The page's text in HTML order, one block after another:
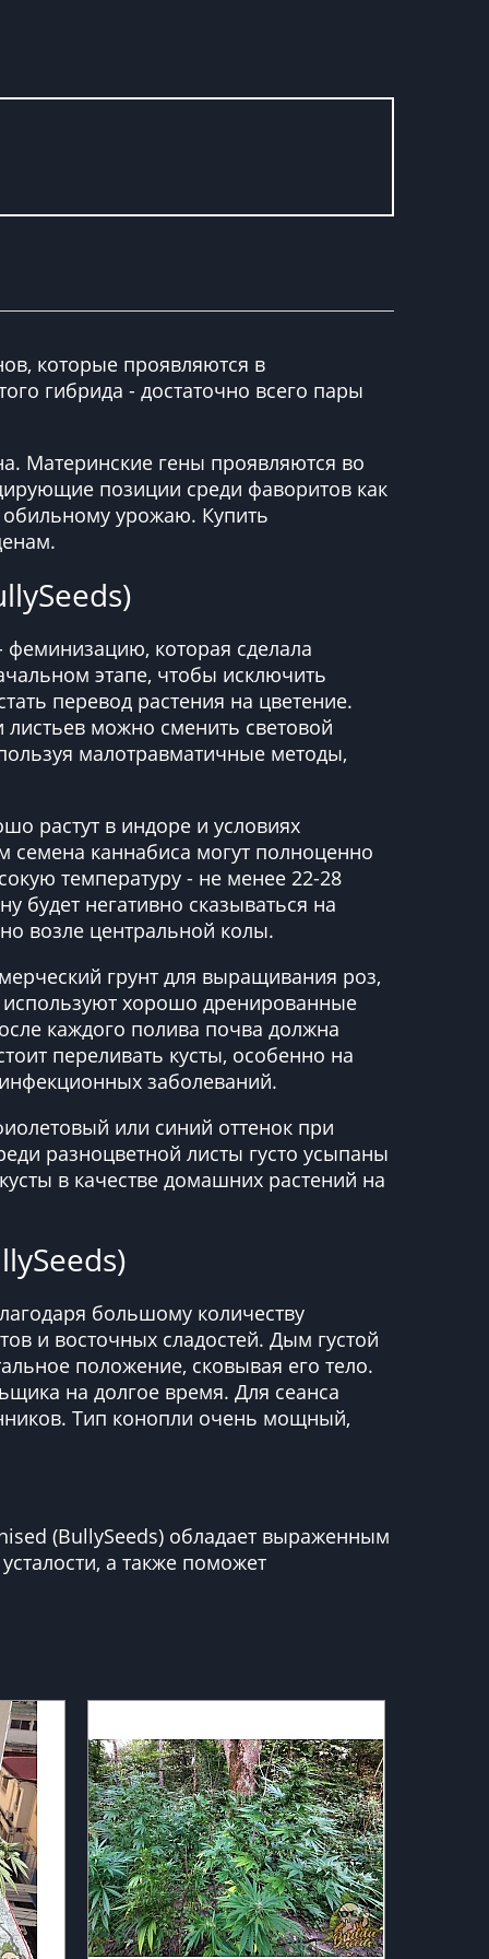
которые проявляются в
гибрида - достаточно всего пары
Материнские гены проявляются во
позиции среди фаворитов как
обильному урожаю. Купить
которая сделала
этапе, чтобы исключить
перевод растения на цветение.
листьев можно сменить световой
малотравматичные методы,
растут в индоре и условиях
семена каннабиса могут полноценно
температуру - не менее 22-28
будет негативно сказываться на
возле центральной колы.
грунт для выращивания роз,
хорошо дренированные
каждого полива почва должна
переливать кусты, особенно на
заболеваний.
или синий оттенок при
разноцветной листы густо усыпаны
в качестве домашних растений на
большому количеству
и восточных сладостей. Дым густой
положение, сковывая его тело.
на долгое время. Для сеанса
Тип конопли очень мощный,
(BullySeeds) обладает выраженным
а также поможет